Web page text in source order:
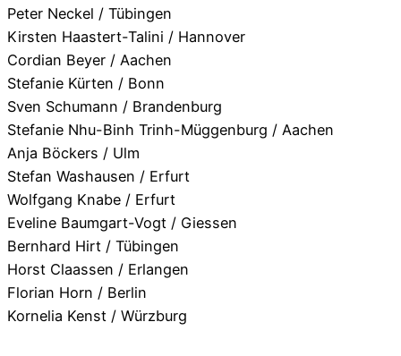
Peter Neckel / Tübingen
Kirsten Haastert-Talini / Hannover
Cordian Beyer / Aachen
Stefanie Kürten / Bonn
Sven Schumann / Brandenburg
Stefanie Nhu-Binh Trinh-Müggenburg / Aachen
Anja Böckers / Ulm
Stefan Washausen / Erfurt
Wolfgang Knabe / Erfurt
Eveline Baumgart-Vogt / Giessen
Bernhard Hirt / Tübingen
Horst Claassen / Erlangen
Florian Horn / Berlin
Kornelia Kenst / Würzburg